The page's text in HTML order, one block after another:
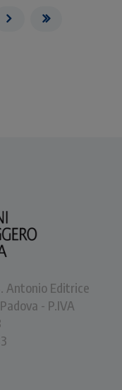
Antonio Editrice
- P.IVA